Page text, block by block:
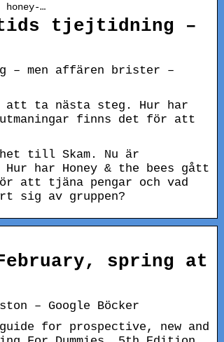
…
tids tjejtidning –
– men affären brister –
att ta nästa steg. Hur har
finns det för att
till Skam. Nu är
har Honey & the bees gått
att tjäna pengar och vad
sig av gruppen?
spring at
– Google Böcker
for prospective, new and